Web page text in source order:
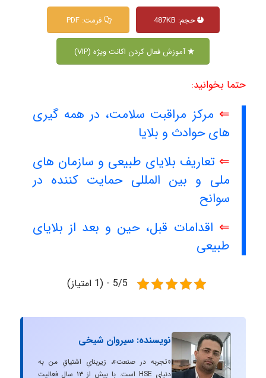
حجم: 487KB فرمت: PDF
آموزش فعال کردن اکانت ویژه (VIP)
حتما بخوانید:
⇐ مرکز مراقبت سلامت، در همه گیری
های حوادث و بلایا
⇐تعاریف بلایای طبیعی و سازمان های
ملی و بین المللی حمایت کننده در
سوانح
⇐ اقدامات قبل، حین و بعد از بلایای
طبیعی
5/5 - (1 امتیاز)
نویسنده: سیروان شیخی
«تجربه در صنعت»، زیربنایِ اشتیاقِ من به
دنیایِ HSE است. با بیش از ۱۳ سال فعالیت